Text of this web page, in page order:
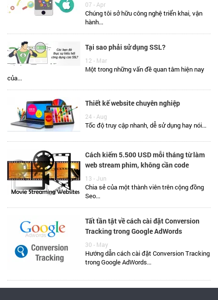
07 - Apr
Chúng tôi sở hữu công nghệ triển khai, vận
hành...
Tại sao phải sử dụng SSL?
12 - Mar
Một trong những vấn đề quan tâm hiện nay
của...
Thiết kế website chuyên nghiệp
24 - Aug
Tốc độ truy cập nhanh, dễ sử dụng hay nói...
Cách kiếm 5.500 USD mỗi tháng từ làm
web stream phim, không cần code
13 - Jun
Chia sẻ của một thành viên trên cộng đồng
Seo...
Tất tần tật về cách cài đặt Conversion
Tracking trong Google AdWords
30 - May
Hướng dẫn cách cài đặt Conversion Tracking
trong Google AdWords...